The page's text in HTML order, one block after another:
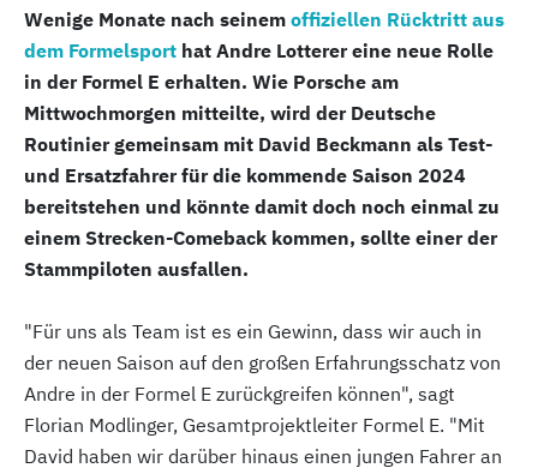
Wenige Monate nach seinem offiziellen Rücktritt aus
dem Formelsport hat Andre Lotterer eine neue Rolle
in der Formel E erhalten. Wie Porsche am
Mittwochmorgen mitteilte, wird der Deutsche
Routinier gemeinsam mit David Beckmann als Test-
und Ersatzfahrer für die kommende Saison 2024
bereitstehen und könnte damit doch noch einmal zu
einem Strecken-Comeback kommen, sollte einer der
Stammpiloten ausfallen.
"Für uns als Team ist es ein Gewinn, dass wir auch in
der neuen Saison auf den großen Erfahrungsschatz von
Andre in der Formel E zurückgreifen können", sagt
Florian Modlinger, Gesamtprojektleiter Formel E. "Mit
David haben wir darüber hinaus einen jungen Fahrer an